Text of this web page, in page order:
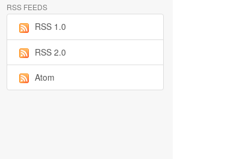
RSS FEEDS
RSS 1.0
RSS 2.0
Atom